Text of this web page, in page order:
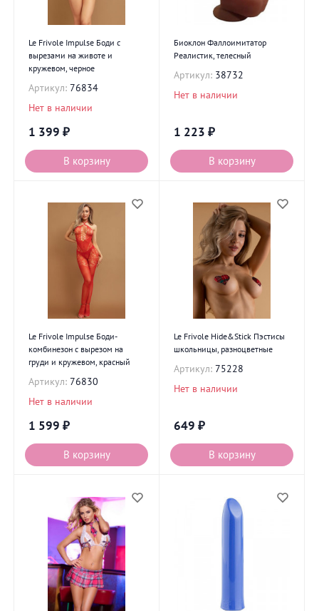
Le Frivole Impulse Боди с
вырезами на животе и
кружевом, черное
Артикул: 76834
Нет в наличии
1 399 ₽
В корзину
Биоклон Фаллоимитатор
Реалистик, телесный
Артикул: 38732
Нет в наличии
1 223 ₽
В корзину
Le Frivole Impulse Боди-
комбинезон с вырезом на
груди и кружевом, красный
Артикул: 76830
Нет в наличии
1 599 ₽
В корзину
Le Frivole Hide&Stick Пэстисы
школьницы, разноцветные
Артикул: 75228
Нет в наличии
649 ₽
В корзину